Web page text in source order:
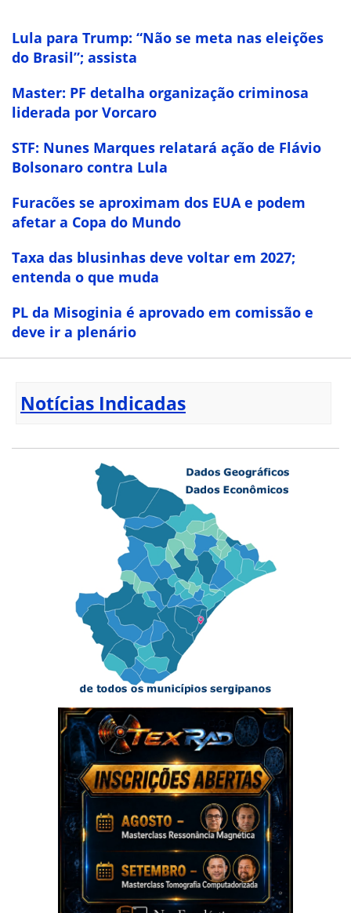
Lula para Trump: “Não se meta nas eleições
do Brasil”; assista
Master: PF detalha organização criminosa
liderada por Vorcaro
STF: Nunes Marques relatará ação de Flávio
Bolsonaro contra Lula
Furacões se aproximam dos EUA e podem
afetar a Copa do Mundo
Taxa das blusinhas deve voltar em 2027;
entenda o que muda
PL da Misoginia é aprovado em comissão e
deve ir a plenário
Notícias Indicadas